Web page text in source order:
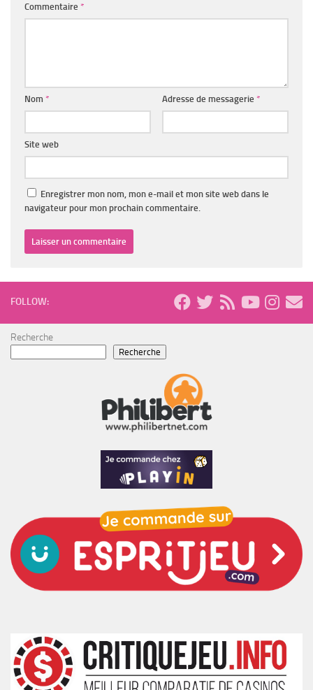
Commentaire *
Nom * Adresse de messagerie *
Site web
Enregistrer mon nom, mon e-mail et mon site web dans le
navigateur pour mon prochain commentaire.
FOLLOW:
Recherche
Recherche